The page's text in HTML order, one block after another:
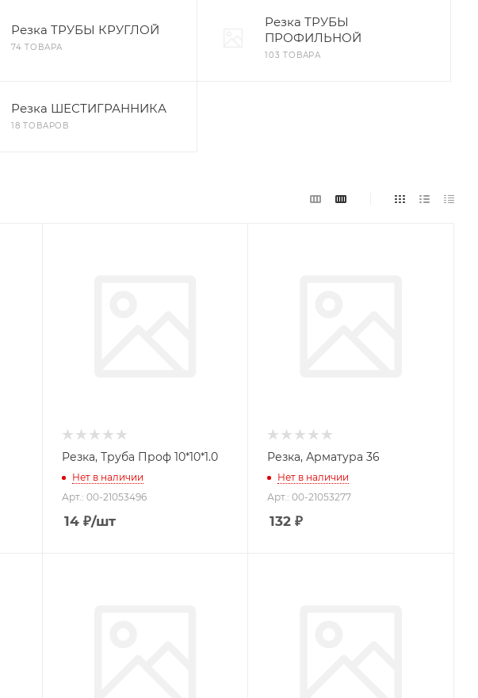
Резка ТРУБЫ КРУГЛОЙ
74 ТОВАРА
Резка ТРУБЫ
ПРОФИЛЬНОЙ
103 ТОВАРА
Резка ШЕСТИГРАННИКА
18 ТОВАРОВ
Резка, Труба Проф 10*10*1.0
Нет в наличии
Арт.: 00-21053496
14₽/шт
Резка, Арматура 36
Нет в наличии
Арт.: 00-21053277
132 ₽